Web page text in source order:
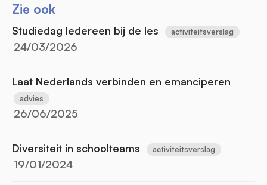
Zie ook
Studiedag Iedereen bij de les activiteitsverslag
24/03/2026
Laat Nederlands verbinden en emanciperen
advies
26/06/2025
Diversiteit in schoolteams activiteitsverslag
19/01/2024